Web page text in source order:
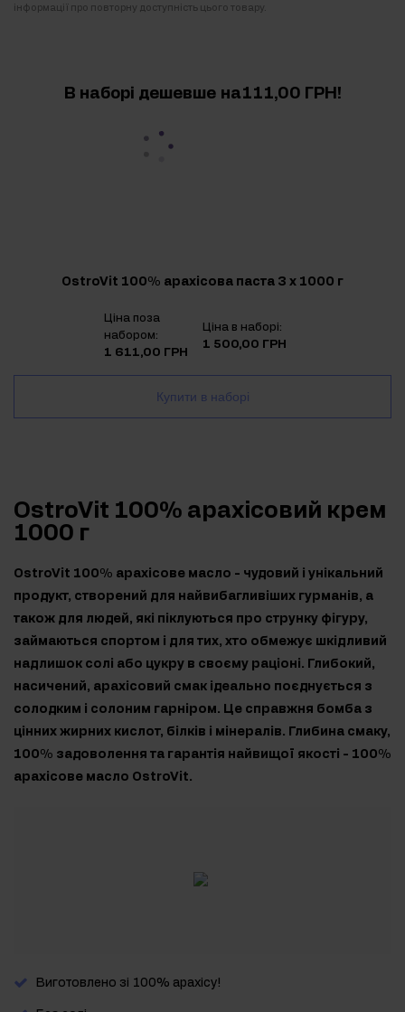
інформації про повторну доступність цього товару.
В наборі дешевше на111,00 ГРН
OstroVit 100% арахісова паста 3 х 1000 г
Ціна поза
набором:
1 611,00 ГРН
Ціна в наборі:
1 500,00 ГРН
Купити в наборі
OstroVit 100% арахісовий крем
1000 г
OstroVit 100% арахісове масло - чудовий і унікальний
продукт, створений для найвибагливіших гурманів, а
також для людей, які піклуються про струнку фігуру,
займаються спортом і для тих, хто обмежує шкідливий
надлишок солі або цукру в своєму раціоні. Глибокий,
насичений, арахісовий смак ідеально поєднується з
солодким і солоним гарніром. Це справжня бомба з
цінних жирних кислот, білків і мінералів. Глибина смаку,
100% задоволення та гарантія найвищої якості - 100%
арахісове масло OstroVit.
Виготовлено зі 100% арахісу!